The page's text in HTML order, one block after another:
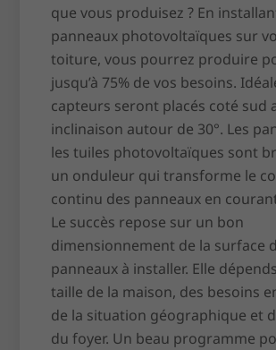
que vous produisez ? En
panneaux photovoltaïques sur
toiture, vous pourrez produire
jusqu’à 75% de vos besoins.
capteurs seront placés coté sud
inclinaison autour de 30°. Les
les tuiles photovoltaïques sont
un onduleur qui transforme le
continu des panneaux en
Le succès repose sur un bon
dimensionnement de la surface
panneaux à installer. Elle
taille de la maison, des besoins
de la situation géographique et
du foyer. Un beau programme